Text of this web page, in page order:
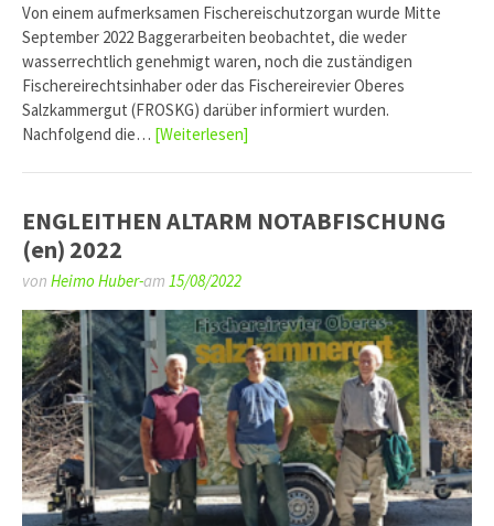
Von einem aufmerksamen Fischereischutzorgan wurde Mitte
September 2022 Baggerarbeiten beobachtet, die weder
wasserrechtlich genehmigt waren, noch die zuständigen
Fischereirechtsinhaber oder das Fischereirevier Oberes
Salzkammergut (FROSKG) darüber informiert wurden.
Nachfolgend die… [Weiterlesen]
ENGLEITHEN ALTARM NOTABFISCHUNG
(en) 2022
von Heimo Huber-am 15/08/2022